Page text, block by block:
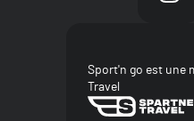
Sport'n go est une
Travel